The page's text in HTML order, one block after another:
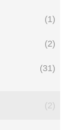
(1)
(2)
(31)
(2)